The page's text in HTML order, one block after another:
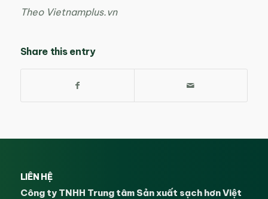
Theo Vietnamplus.vn
Share this entry
LIÊN HỆ
Công ty TNHH Trung tâm Sản xuất sạch hơn Việt